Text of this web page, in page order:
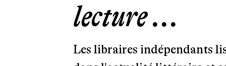
lecture ...
Les libraires indépendants